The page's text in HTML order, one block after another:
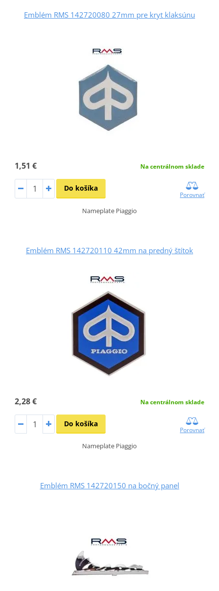
Emblém RMS 142720080 27mm pre kryt klaksúnu
1,51 € Na centrálnom sklade
Do košíka
Porovnať
Nameplate Piaggio
Emblém RMS 142720110 42mm na predný štítok
2,28 € Na centrálnom sklade
Do košíka
Porovnať
Nameplate Piaggio
Emblém RMS 142720150 na bočný panel